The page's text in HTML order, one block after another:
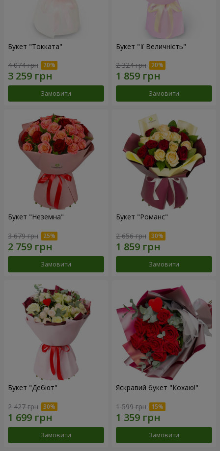
Букет "Токката"
4 074 грн
Замовити
Букет "Її Величність"
2 324 грн
Замовити
Букет "Неземна"
3 679 грн
Замовити
Букет "Романс"
2 656 грн
Замовити
Букет "Дебют"
2 427 грн
Замовити
Яскравий букет "Кохаю!"
1 599 грн
Замовити